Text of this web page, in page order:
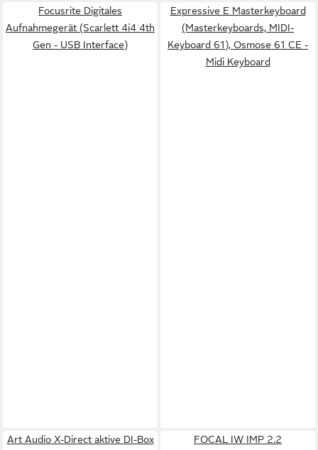
Focusrite Digitales
Aufnahmegerät (Scarlett 4i4 4th
Gen - USB Interface)
Expressive E Masterkeyboard
(Masterkeyboards, MIDI-
Keyboard 61), Osmose 61 CE -
Midi Keyboard
Art Audio X-Direct aktive DI-Box
FOCAL IW IMP 2.2